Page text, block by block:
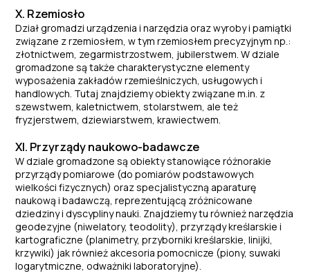
X. Rzemiosło
Dział gromadzi urządzenia i narzędzia oraz wyroby i pamiątki
związane z rzemiosłem, w tym rzemiosłem precyzyjnym np.:
złotnictwem, zegarmistrzostwem, jubilerstwem. W dziale
gromadzone są także charakterystyczne elementy
wyposażenia zakładów rzemieślniczych, usługowych i
handlowych. Tutaj znajdziemy obiekty związane m.in. z
szewstwem, kaletnictwem, stolarstwem, ale też
fryzjerstwem, dziewiarstwem, krawiectwem.
XI. Przyrządy naukowo-badawcze
W dziale gromadzone są obiekty stanowiące różnorakie
przyrządy pomiarowe (do pomiarów podstawowych
wielkości fizycznych) oraz specjalistyczną aparaturę
naukową i badawczą, reprezentującą zróżnicowane
dziedziny i dyscypliny nauki. Znajdziemy tu również narzędzia
geodezyjne (niwelatory, teodolity), przyrządy kreślarskie i
kartograficzne (planimetry, przyborniki kreślarskie, linijki,
krzywiki) jak również akcesoria pomocnicze (piony, suwaki
logarytmiczne, odważniki laboratoryjne).